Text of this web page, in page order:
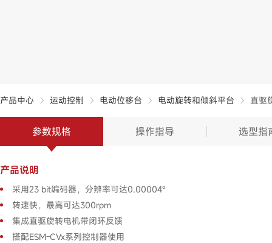
产品中心 运动控制 电动位移台 电动旋转和倾斜平台 直驱
参数规格 操作指导 选型指
产品说明
采用23 bit编码器，分辨率可达0.00004°
转速快，最高可达300rpm
集成直驱旋转电机带闭环反馈
搭配ESM-CVx系列控制器使用